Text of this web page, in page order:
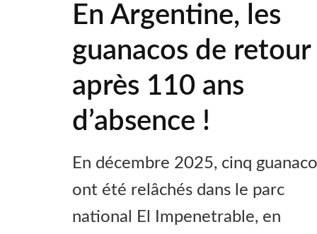
En Argentine, les
guanacos de retour
après 110 ans
d’absence !
En décembre 2025, cinq
ont été relâchés dans le parc
national El Impenetrable, en